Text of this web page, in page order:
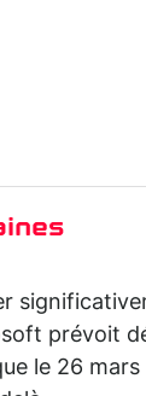
prévoit
le 26